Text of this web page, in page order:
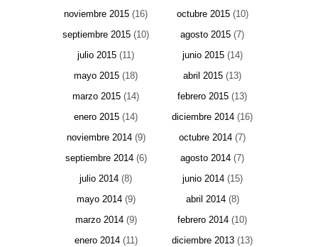
noviembre 2015 (16) octubre 2015(10)
septiembre 2015 (10) agosto 2015 (7)
julio 2015 (11) junio 2015(14)
mayo 2015 (18) abril 2015 (13)
marzo 2015 (14) febrero 2015 (13)
enero 2015 (14) diciembre 2014 (16)
noviembre 2014(9) octubre 2014 (7)
septiembre 2014(6) agosto 2014 (7)
julio 2014 (8) junio 2014(15)
mayo 2014(9) abril 2014(8)
marzo 2014(9) febrero 2014 (10)
enero 2014(11) diciembre 2013 (13)